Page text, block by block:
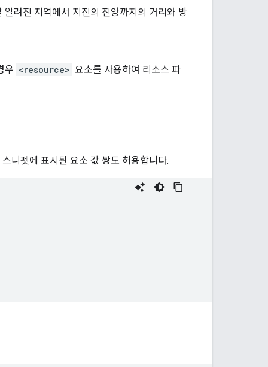
려진 지역에서 지진의 진앙까지의 거리와 방
우 <resource> 요소를 사용하여 리소스 파
니펫에 표시된 요소 값 쌍도 허용합니다.